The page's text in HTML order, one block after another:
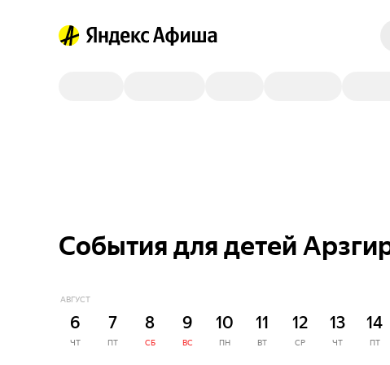
События для детей
АВГУСТ
6
ЧТ
7
ПТ
8
СБ
9
ВС
10
ПН
11
ВТ
12
СР
13
ЧТ
14
ПТ